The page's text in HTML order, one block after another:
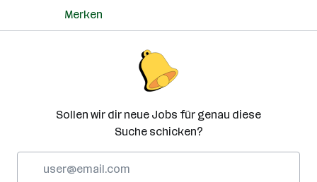
Merken
Sollen wir dir neue Jobs für genau diese
Suche schicken?